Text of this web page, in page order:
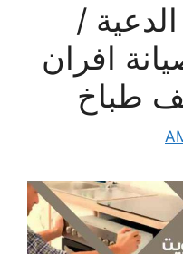
/
/ صيانة افران
طباخ